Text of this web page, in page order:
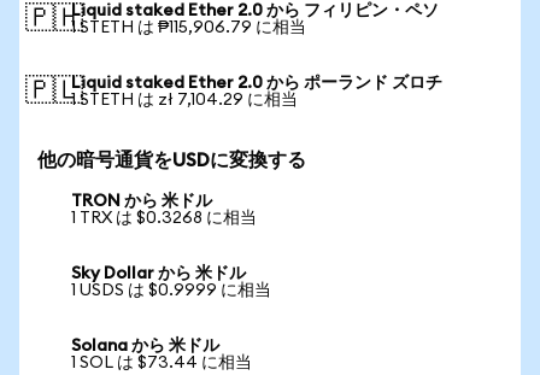
🇵🇭Liquid staked Ether 2.0 から フィリピン・ペソ
1 STETH は ₱115,906.79 に相当
🇵🇱Liquid staked Ether 2.0 から ポーランド ズロチ
1 STETH は zł 7,104.29 に相当
他の暗号通貨をUSDに変換する
TRON から 米ドル
1 TRX は $0.3268 に相当
Sky Dollar から 米ドル
1 USDS は $0.9999 に相当
Solana から 米ドル
1 SOL は $73.44 に相当